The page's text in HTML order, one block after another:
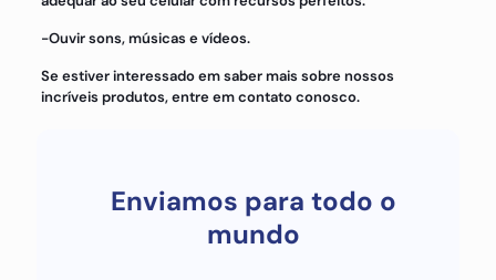
-Ouvir sons, músicas e vídeos.
Se estiver interessado em saber mais sobre nossos
incríveis produtos, entre em contato conosco.
Enviamos para todo o
mundo